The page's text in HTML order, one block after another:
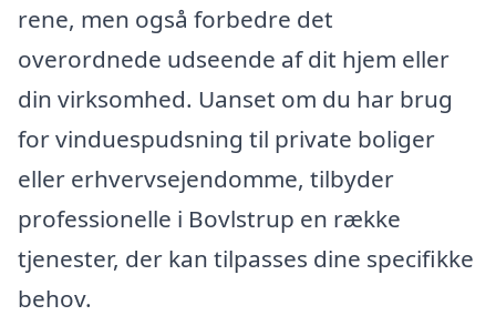
rene, men også forbedre det
overordnede udseende af dit hjem eller
din virksomhed. Uanset om du har brug
for vinduespudsning til private boliger
eller erhvervsejendomme, tilbyder
professionelle i Bovlstrup en række
tjenester, der kan tilpasses dine specifikke
behov.